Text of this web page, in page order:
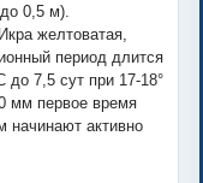
0,5 м).
желтоватая,
период длится
до 7,5 сут при 17-18°
мм первое время
начинают активно